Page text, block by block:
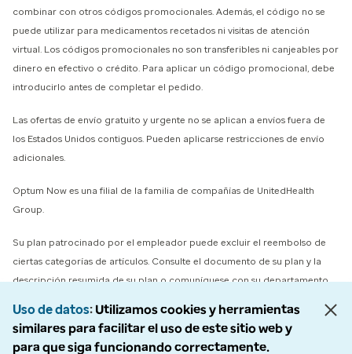
combinar con otros códigos promocionales. Además, el código no se
puede utilizar para medicamentos recetados ni visitas de atención
virtual. Los códigos promocionales no son transferibles ni canjeables por
dinero en efectivo o crédito. Para aplicar un código promocional, debe
introducirlo antes de completar el pedido.
Las ofertas de envío gratuito y urgente no se aplican a envíos fuera de
los Estados Unidos contiguos. Pueden aplicarse restricciones de envío
adicionales.
Optum Now es una filial de la familia de compañías de UnitedHealth
Group.
Su plan patrocinado por el empleador puede excluir el reembolso de
ciertas categorías de artículos. Consulte el documento de su plan y la
descripción resumida de su plan o comuníquese con su departamento
© 2026 Optum, Inc. Todos los derechos reservados. Fotografías de
Uso de datos Utilizamos cookies y herramientas
similares para facilitar el uso de este sitio web y
para que siga funcionando correctamente.